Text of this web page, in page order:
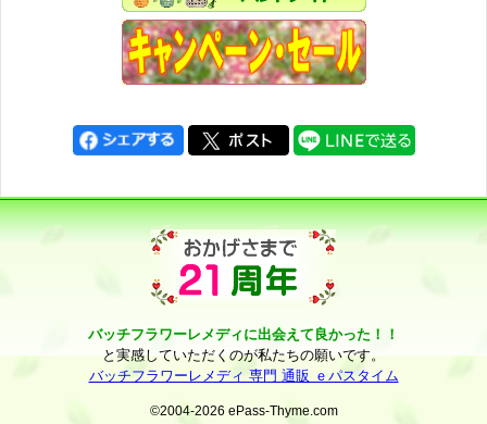
バッチフラワーレメディに出会えて良かった！！
と実感していただくのが私たちの願いです。
バッチフラワーレメディ 専門 通販 ｅパスタイム
©2004-2026 ePass-Thyme.com